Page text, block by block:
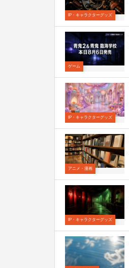
IP・キャラクターグッズ
ゲーム
IP・キャラクターグッズ
アニメ・漫画
IP・キャラクターグッズ